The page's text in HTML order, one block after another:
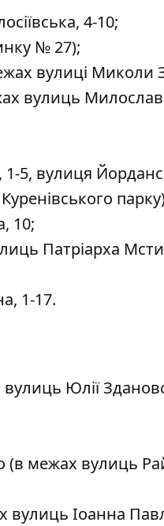
4-10;
№ 27);
вулиці Миколи
вулиць
5, вулиця
10;
Патріарха
1-17.
Юлії
(в межах вулиць
Іоанна